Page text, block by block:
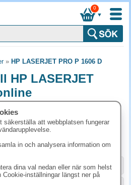
▼
0
» HP LASERJET PRO P 1606 D
HP LASERJET
HP LASERJET PRO P 1606 D
HP LASERJET PRO P
säkerställa att webbplatsen fungerar
in och analysera information om
dina val nedan eller när som helst
inställningar längst ner på